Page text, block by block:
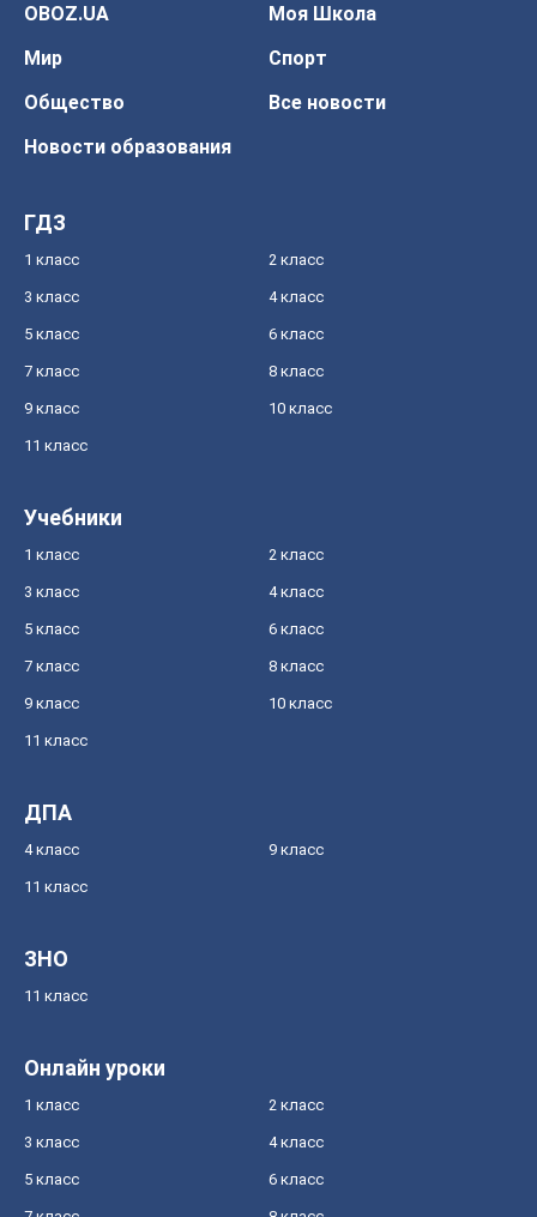
OBOZ.UA
Моя Школа
Мир
Спорт
Общество
Все новости
Новости образования
ГДЗ
1 класс 2 класс
3 класс 4 класс
5 класс 6 класс
7 класс 8 класс
9 класс 10 класс
11 класс
Учебники
1 класс 2 класс
3 класс 4 класс
5 класс 6 класс
7 класс 8 класс
9 класс 10 класс
11 класс
ДПА
4 класс 9 класс
11 класс
ЗНО
11 класс
Онлайн уроки
1 класс 2 класс
3 класс 4 класс
5 класс 6 класс